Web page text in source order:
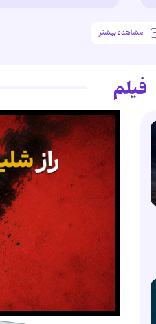
مشاهده بیشتر
فیلم